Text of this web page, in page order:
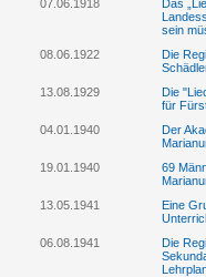
07.06.1918
Das
sein
08.06.1922
Die
13.08.1929
Die
für
04.01.1940
Der
19.01.1940
69
13.05.1941
Eine
06.08.1941
Die